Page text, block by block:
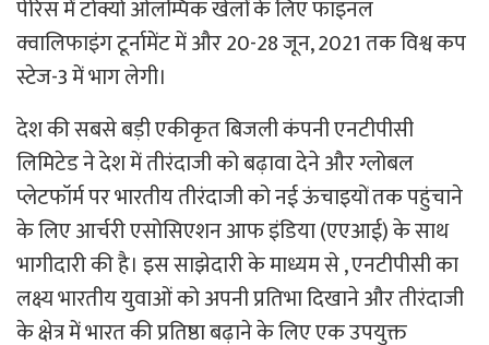
पेरिस में टोक्यो ओलम्पिक खेलों के लिए फाइनल
क्वालिफाइंग टूर्नामेंट में और 20-28 जून, 2021 तक विश्व कप
स्टेज-3 में भाग लेगी।
देश की सबसे बड़ी एकीकृत बिजली कंपनी एनटीपीसी
लिमिटेड ने देश में तीरंदाजी को बढ़ावा देने और ग्लोबल
प्लेटफॉर्म पर भारतीय तीरंदाजी को नई ऊंचाइयों तक पहुंचाने
के लिए आर्चरी एसोसिएशन आफ इंडिया (एएआई) के साथ
भागीदारी की है। इस साझेदारी के माध्यम से , एनटीपीसी का
लक्ष्य भारतीय युवाओं को अपनी प्रतिभा दिखाने और तीरंदाजी
के क्षेत्र में भारत की प्रतिष्ठा बढ़ाने के लिए एक उपयुक्त